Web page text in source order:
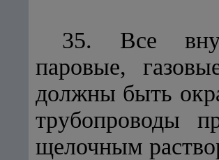
35. Все
паровые,
должны быть
трубопроводы
щелочным